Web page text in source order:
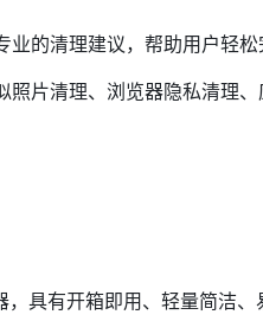
的清理建议，帮助用户轻松
片清理、浏览器隐私清理
有开箱即用、轻量简洁、